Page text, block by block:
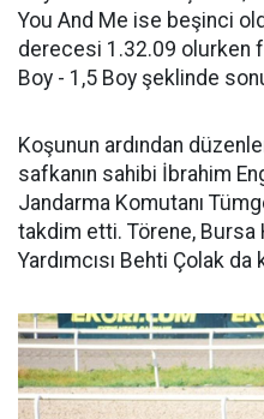
You And Me ise beşinci
derecesi 1.32.09 olurken
Boy - 1,5 Boy şeklinde
Koşunun ardından
safkanın sahibi İbrahim
Jandarma Komutanı
takdim etti. Törene,
Yardımcısı Behti Çolak da